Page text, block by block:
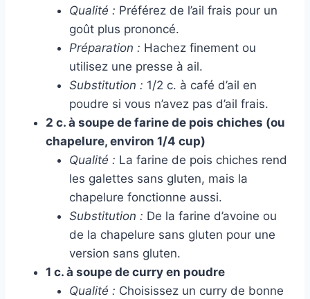
Qualité : Préférez de l’ail frais pour un
goût plus prononcé.
Préparation : Hachez finement ou
utilisez une presse à ail.
Substitution : 1/2 c. à café d’ail en
poudre si vous n’avez pas d’ail frais.
2 c. à soupe de farine de pois chiches (ou
chapelure, environ 1/4 cup)
Qualité : La farine de pois chiches rend
les galettes sans gluten, mais la
chapelure fonctionne aussi.
Substitution : De la farine d’avoine ou
de la chapelure sans gluten pour une
version sans gluten.
1 c. à soupe de curry en poudre
Qualité : Choisissez un curry de bonne